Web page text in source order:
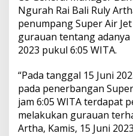
t
u
a
s
t
o
r
i
t
a
Ngurah Rai Bali Ruly
penumpang Super Air
gurauan tentang adanya
2023 pukul 6:05 WITA.
“Pada tanggal 15 Juni
pada penerbangan
jam 6:05 WITA terdapat
melakukan gurauan
Artha, Kamis, 15 Juni